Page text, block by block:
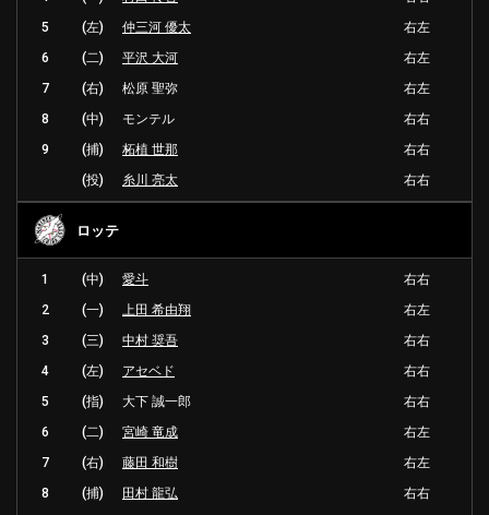
5
(左) 仲三河 優太
右左
6
(二) 平沢 大河
右左
7
(右) 松原 聖弥
右左
8
(中) モンテル
右右
9
(捕) 柘植 世那
右右
(投)
糸川 亮太 右右
ロッテ
1 (中) 愛斗
右右
2
(一) 上田 希由翔
右左
3
(三) 中村 奨吾
右右
4
(左) アセベド
右右
5
(指) 大下 誠一郎
右右
6
(二) 宮崎 竜成
右左
7
(右) 藤田 和樹
右左
8
(捕) 田村 龍弘
右右